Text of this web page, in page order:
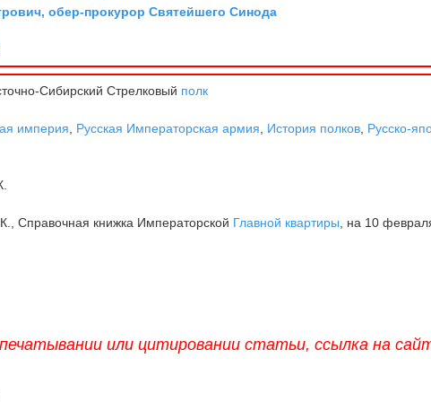
обер-прокурор Святейшего Синода
Сибирский Стрелковый полк
империя, Русская Императорская армия, История полков, Русско-
Справочная книжка Императорской Главной квартиры, на 10
или цитировании статьи, ссылка на